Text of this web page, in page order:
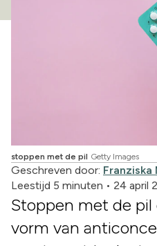
stoppen met de pil Getty Images
Geschreven door: Franziska
Leestijd 5 minuten • 24 april
Stoppen met de pil
vorm van